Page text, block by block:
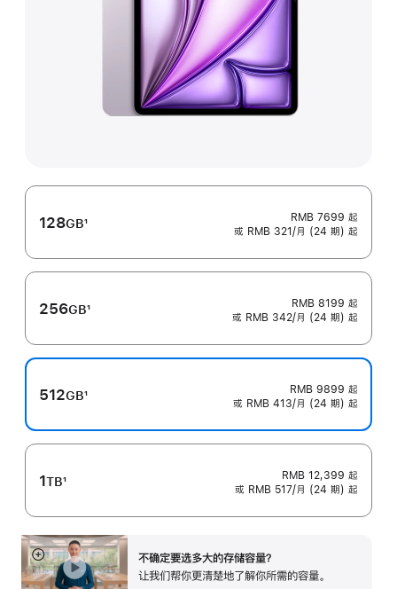
128GB
注
1
RMB 7699 起
或 RMB 321/月 (24 期) 起
256GB
注
1
RMB 8199 起
或 RMB 342/月 (24 期) 起
512GB
注
1
RMB 9899 起
或 RMB 413/月 (24 期) 起
1TB
注
1
RMB 12,399 起
或 RMB 517/月 (24 期) 起
不确定要选多大的存储容⁠量？
让我们帮你更清楚地了解你所需的容量。
展
开